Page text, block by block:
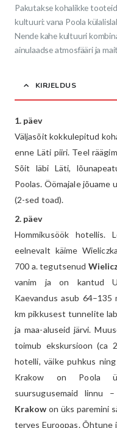
Pakutakse kohalikke
kultuuri: vana Poola
Nende kahe kultuuri
ainulaadse atmosfääri ja
KIRJELDUS
1. päev
Väljasõit kokkulepitud
enne Läti piiri. Teel
Sõit läbi Läti,
Poolas. Öömajale
(2-sed toad).
2. päev
Hommikusöök hotellis.
eelnevalt käime
700 a. tegutsenud
vanim ja on kantud
Kaevandus asub 64–135
km pikkusest tunnelite
ja maa-aluseid järvi.
toimub ekskursioon (ca
hotelli, väike puhkus
Krakow on Poola
suursugusemaid linnu
Krakow on üks paremini
terves Euroopas. Õhtune